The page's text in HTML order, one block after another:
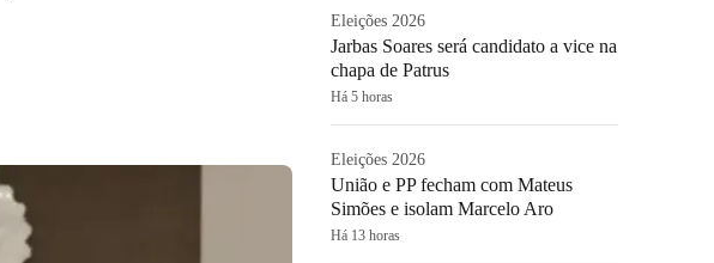
Eleições 2026
Jarbas Soares será candidato a vice na
chapa de Patrus
Há 5 horas
Eleições 2026
União e PP fecham com Mateus
Simões e isolam Marcelo Aro
Há 13 horas